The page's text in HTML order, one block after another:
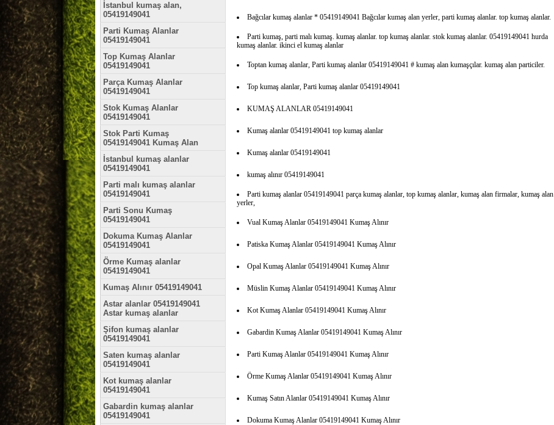
İstanbul kumaş alan,
05419149041
Parti Kumaş Alanlar
05419149041
Top Kumaş Alanlar
05419149041
Parça Kumaş Alanlar
05419149041
Stok Kumaş Alanlar
05419149041
Stok Parti Kumaş
05419149041 Kumaş Alan
İstanbul kumaş alanlar
05419149041
Parti malı kumaş alanlar
05419149041
Parti Sonu Kumaş
05419149041
Dokuma Kumaş Alanlar
05419149041
Örme Kumaş alanlar
05419149041
Kumaş Alınır 05419149041
Astar alanlar 05419149041
Astar kumaş alanlar
Şifon kumaş alanlar
05419149041
Saten kumaş alanlar
05419149041
Kot kumaş alanlar
05419149041
Gabardin kumaş alanlar
05419149041
Bağcılar kumaş alanlar * 05419149041 Bağcılar kumaş alan yerler, parti kumaş alanlar. top kumaş alanlar.
Parti kumaş, parti malı kumaş. kumaş alanlar. top kumaş alanlar. stok kumaş alanlar. 05419149041 hurda
kumaş alanlar. ikinci el kumaş alanlar
Toptan kumaş alanlar, Parti kumaş alanlar 05419149041 # kumaş alan kumaşçılar. kumaş alan particiler.
Top kumaş alanlar, Parti kumaş alanlar 05419149041
KUMAŞ ALANLAR 05419149041
Kumaş alanlar 05419149041 top kumaş alanlar
Kumaş alanlar 05419149041
kumaş alınır 05419149041
Parti kumaş alanlar 05419149041 parça kumaş alanlar, top kumaş alanlar, kumaş alan firmalar, kumaş alan
yerler,
Vual Kumaş Alanlar 05419149041 Kumaş Alınır
Patiska Kumaş Alanlar 05419149041 Kumaş Alınır
Opal Kumaş Alanlar 05419149041 Kumaş Alınır
Müslin Kumaş Alanlar 05419149041 Kumaş Alınır
Kot Kumaş Alanlar 05419149041 Kumaş Alınır
Gabardin Kumaş Alanlar 05419149041 Kumaş Alınır
Parti Kumaş Alanlar 05419149041 Kumaş Alınır
Örme Kumaş Alanlar 05419149041 Kumaş Alınır
Kumaş Satın Alanlar 05419149041 Kumaş Alınır
Dokuma Kumaş Alanlar 05419149041 Kumaş Alınır